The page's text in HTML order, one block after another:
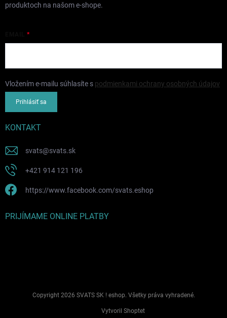
produktoch na našom e-shope.
Vložením e-mailu súhlasíte s podmienkami ochrany osobných údajov
Prihlásiť sa
KONTAKT
svats@svats.sk
+421 914 121 196
https://www.facebook.com/svats.eshop
PRIJÍMAME ONLINE PLATBY
Vytvoril Shoptet
Copyright 2026 SVATS SK ! eshop. Všetky práva vyhradené.